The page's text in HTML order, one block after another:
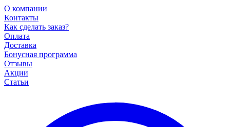
О компании
Контакты
Как сделать заказ?
Оплата
Доставка
Бонусная программа
Отзывы
Акции
Статьи